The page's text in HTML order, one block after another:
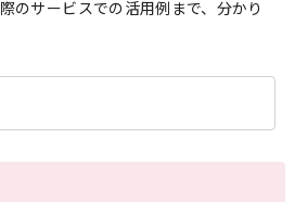
のサービスでの活用例まで、分かり